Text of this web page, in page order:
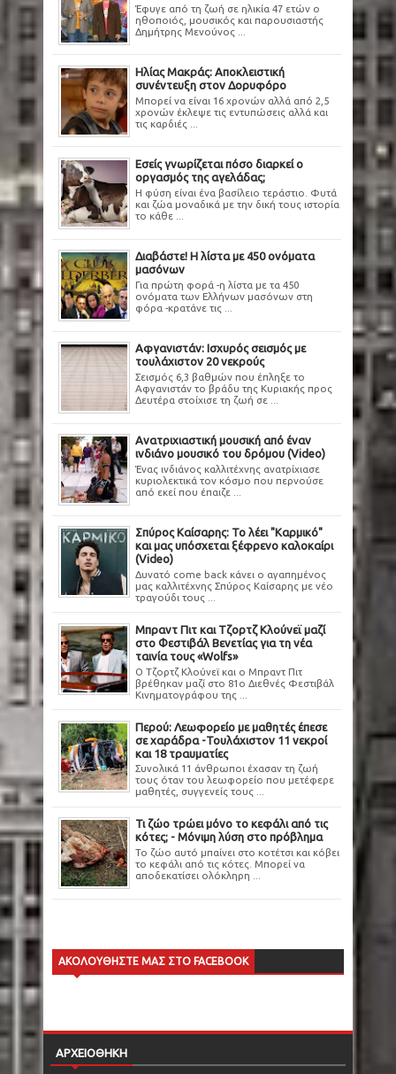
Έφυγε από τη ζωή σε ηλικία 47 ετών ο
ηθοποιός, μουσικός και παρουσιαστής
Δημήτρης Μενούνος ...
Ηλίας Μακράς: Αποκλειστική
συνέντευξη στον Δορυφόρο
Μπορεί να είναι 16 χρονών αλλά από 2,5
χρονών έκλεψε τις εντυπώσεις αλλά και
τις καρδιές ...
Εσείς γνωρίζεται πόσο διαρκεί ο
οργασμός της αγελάδας;
Η φύση είναι ένα βασίλειο τεράστιο. Φυτά
και ζώα μοναδικά με την δική τους ιστορία
το κάθε ...
Διαβάστε! Η λίστα με 450 ονόματα
μασόνων
Για πρώτη φορά -η λίστα με τα 450
ονόματα των Ελλήνων μασόνων στη
φόρα -κρατάνε τις ...
Αφγανιστάν: Ισχυρός σεισμός με
τουλάχιστον 20 νεκρούς
Σεισμός 6,3 βαθμών που έπληξε το
Αφγανιστάν το βράδυ της Κυριακής προς
Δευτέρα στοίχισε τη ζωή σε ...
Ανατριχιαστική μουσική από έναν
ινδιάνο μουσικό του δρόμου (Video)
Ένας ινδιάνος καλλιτέχνης ανατρίχιασε
κυριολεκτικά τον κόσμο που περνούσε
από εκεί που έπαιζε ...
Σπύρος Καίσαρης: Το λέει "Καρμικό"
και μας υπόσχεται ξέφρενο καλοκαίρι
(Video)
Δυνατό come back κάνει ο αγαπημένος
μας καλλιτέχνης Σπύρος Καίσαρης με νέο
τραγούδι τους ...
Μπραντ Πιτ και Τζορτζ Κλούνεϊ μαζί
στο Φεστιβάλ Βενετίας για τη νέα
ταινία τους «Wolfs»
Ο Τζορτζ Κλούνεϊ και ο Μπραντ Πιτ
βρέθηκαν μαζί στο 81ο Διεθνές Φεστιβάλ
Κινηματογράφου της ...
Περού: Λεωφορείο με μαθητές έπεσε
σε χαράδρα -Τουλάχιστον 11 νεκροί
και 18 τραυματίες
Συνολικά 11 άνθρωποι έχασαν τη ζωή
τους όταν του λεωφορείο που μετέφερε
μαθητές, συγγενείς τους ...
Τι ζώο τρώει μόνο το κεφάλι από τις
κότες; - Μόνιμη λύση στο πρόβλημα
Το ζώο αυτό μπαίνει στο κοτέτσι και κόβει
το κεφάλι από τις κότες. Μπορεί να
αποδεκατίσει ολόκληρη ...
ΑΚΟΛΟΥΘΗΣΤΕ ΜΑΣ ΣΤΟ FACEBOOK
ΑΡΧΕΙΟΘΗΚΗ